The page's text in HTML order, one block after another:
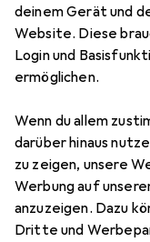
deinem Gerät und
Website. Diese
Login und
ermöglichen.
Wenn du allem
darüber hinaus
zu zeigen, unsere
Werbung auf
anzuzeigen. Dazu
Dritte und
Leitz
mm, lang,
Standard-
Preis in EUR inkl.
EUR
28,91
Bewertungen